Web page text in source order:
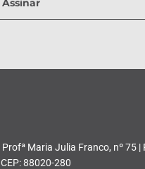
Assinar
Profª Maria Julia Franco, nº 75
CEP: 88020-280